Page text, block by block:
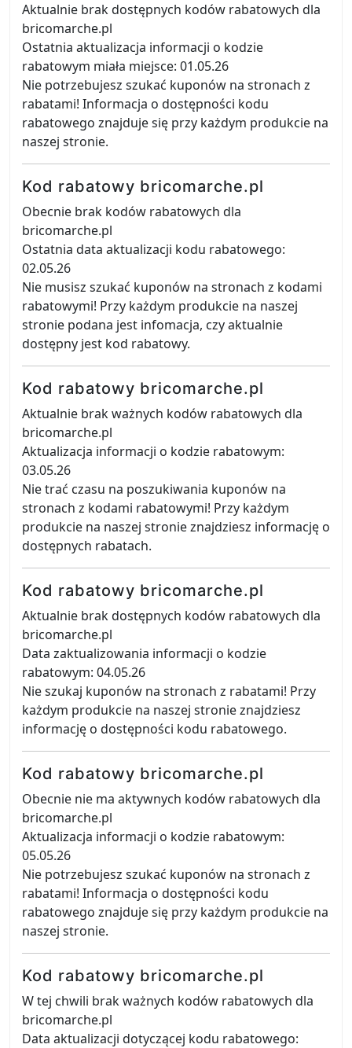
Aktualnie brak dostępnych kodów rabatowych dla
bricomarche.pl
Ostatnia aktualizacja informacji o kodzie
rabatowym miała miejsce: 01.05.26
Nie potrzebujesz szukać kuponów na stronach z
rabatami! Informacja o dostępności kodu
rabatowego znajduje się przy każdym produkcie na
naszej stronie.
Kod rabatowy bricomarche.pl
Obecnie brak kodów rabatowych dla
bricomarche.pl
Ostatnia data aktualizacji kodu rabatowego:
02.05.26
Nie musisz szukać kuponów na stronach z kodami
rabatowymi! Przy każdym produkcie na naszej
stronie podana jest infomacja, czy aktualnie
dostępny jest kod rabatowy.
Kod rabatowy bricomarche.pl
Aktualnie brak ważnych kodów rabatowych dla
bricomarche.pl
Aktualizacja informacji o kodzie rabatowym:
03.05.26
Nie trać czasu na poszukiwania kuponów na
stronach z kodami rabatowymi! Przy każdym
produkcie na naszej stronie znajdziesz informację o
dostępnych rabatach.
Kod rabatowy bricomarche.pl
Aktualnie brak dostępnych kodów rabatowych dla
bricomarche.pl
Data zaktualizowania informacji o kodzie
rabatowym: 04.05.26
Nie szukaj kuponów na stronach z rabatami! Przy
każdym produkcie na naszej stronie znajdziesz
informację o dostępności kodu rabatowego.
Kod rabatowy bricomarche.pl
Obecnie nie ma aktywnych kodów rabatowych dla
bricomarche.pl
Aktualizacja informacji o kodzie rabatowym:
05.05.26
Nie potrzebujesz szukać kuponów na stronach z
rabatami! Informacja o dostępności kodu
rabatowego znajduje się przy każdym produkcie na
naszej stronie.
Kod rabatowy bricomarche.pl
W tej chwili brak ważnych kodów rabatowych dla
bricomarche.pl
Data aktualizacji dotyczącej kodu rabatowego: